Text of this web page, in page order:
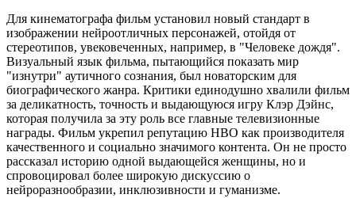
Для кинематографа фильм установил новый стандарт в
изображении нейроотличных персонажей, отойдя от
стереотипов, увековеченных, например, в "Человеке дождя".
Визуальный язык фильма, пытающийся показать мир
"изнутри" аутичного сознания, был новаторским для
биографического жанра. Критики единодушно хвалили фильм
за деликатность, точность и выдающуюся игру Клэр Дэйнс,
которая получила за эту роль все главные телевизионные
награды. Фильм укрепил репутацию HBO как производителя
качественного и социально значимого контента. Он не просто
рассказал историю одной выдающейся женщины, но и
спровоцировал более широкую дискуссию о
нейроразнообразии, инклюзивности и гуманизме.